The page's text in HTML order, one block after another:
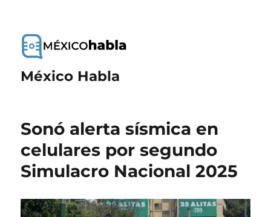
México Habla
Sonó alerta sísmica en
celulares por segundo
Simulacro Nacional 2025